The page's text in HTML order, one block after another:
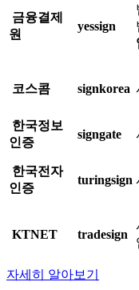
금융결제
원
yessign
코스콤 signkorea
한국정보
인증
signgate
한국전자
인증
turingsign
KTNET tradesign
자세히 알아보기